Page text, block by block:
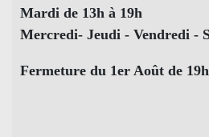
Mardi de 13h à 19h
Mercredi- Jeudi - Vendredi -
Fermeture du 1er Août de